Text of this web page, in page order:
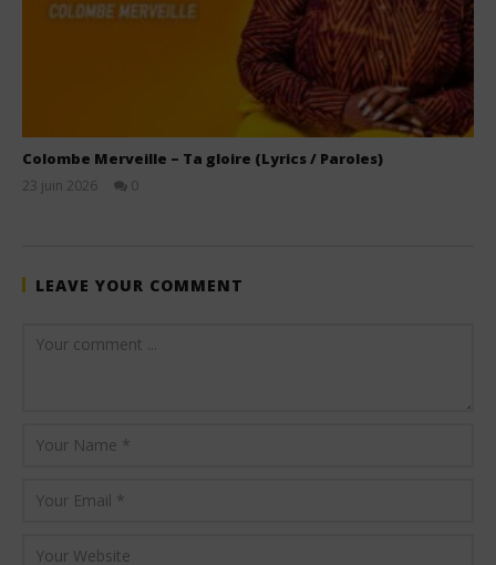
Colombe Merveille – Ta gloire (Lyrics / Paroles)
23 juin 2026
0
LEAVE YOUR COMMENT